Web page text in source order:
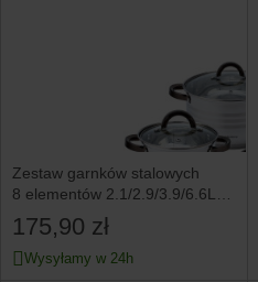
Zestaw garnków stalowych
8 elementów 2.1/2.9/3.9/6.6L
KLAUSBERG
175,90 zł
Wysyłamy w 24h